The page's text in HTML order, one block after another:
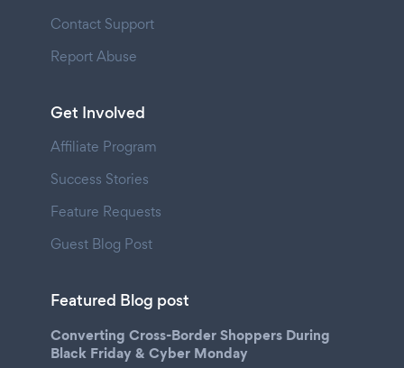
Contact Support
Report Abuse
Get Involved
Affiliate Program
Success Stories
Feature Requests
Guest Blog Post
Featured Blog post
Converting Cross-Border Shoppers During
Black Friday & Cyber Monday